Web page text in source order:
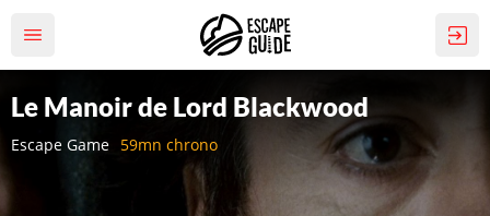
Escape Game 59mn chrono
Le Manoir de Lord Blackwood